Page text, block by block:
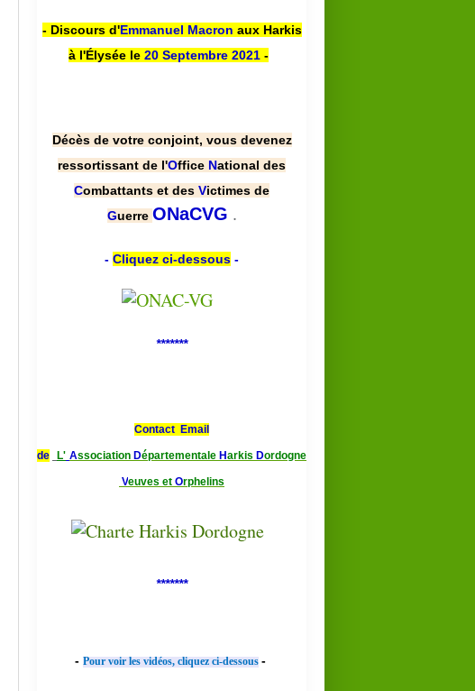
- Discours d'Emmanuel Macron aux Harkis
à l'Élysée le 20 Septembre 2021 -
Décès de votre conjoint, vous devenez
ressortissant de l'Office National des
Combattants et des Victimes de
Guerre ONaCVG .
- Cliquez ci-dessous -
*******
Contact Email
de L' Association Départementale Harkis Dordogne
Veuves et Orphelins
*******
- Pour voir les vidéos, cliquez ci-dessous -